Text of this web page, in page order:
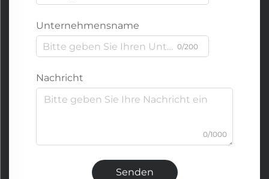
Unternehmensname
0/200
Nachricht
0/1000
Senden